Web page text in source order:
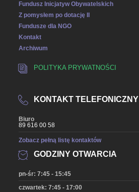
Fundusz Inicjatyw Obywatelskich
Z pomysłem po dotację II
Fundusze dla NGO
Kontakt
Archiwum
POLITYKA PRYWATNOŚCI
KONTAKT TELEFONICZNY
Biuro
89 616 00 58
Zobacz pełną listę kontaktów
GODZINY OTWARCIA
pn-śr: 7:45 - 15:45
czwartek: 7:45 - 17:00